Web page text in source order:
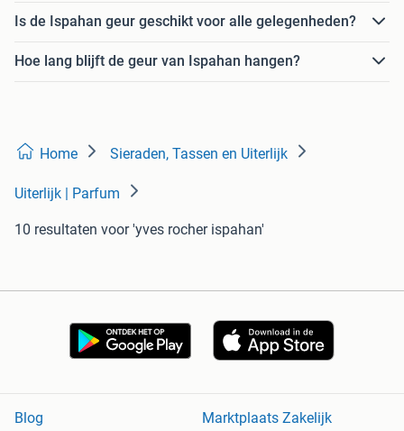
Is de Ispahan geur geschikt voor alle gelegenheden?
Hoe lang blijft de geur van Ispahan hangen?
Home Sieraden, Tassen en Uiterlijk
Uiterlijk | Parfum
10 resultaten voor 'yves rocher ispahan'
Blog
Marktplaats Zakelijk